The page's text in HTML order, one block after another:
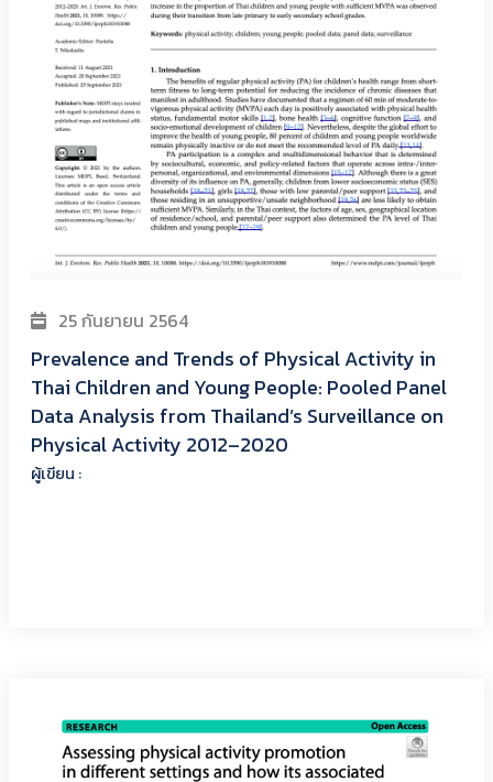
25 กันยายน 2564
Prevalence and Trends of Physical Activity in
Thai Children and Young People: Pooled Panel
Data Analysis from Thailand’s Surveillance on
Physical Activity 2012–2020
ผู้เขียน :